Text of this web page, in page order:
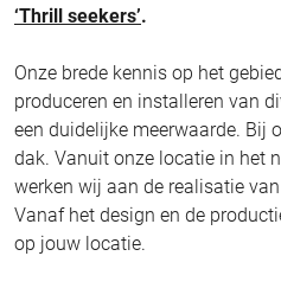
‘Thrill seekers’.
Onze brede kennis op het
produceren en installeren van
een duidelijke meerwaarde. Bij
dak. Vanuit onze locatie in het
werken wij aan de realisatie
Vanaf het design en de
op jouw locatie.